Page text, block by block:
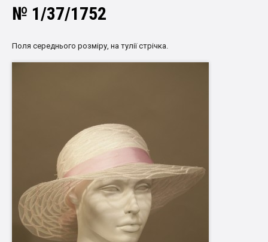
№ 1/37/1752
Поля середнього розміру, на тулії стрічка.